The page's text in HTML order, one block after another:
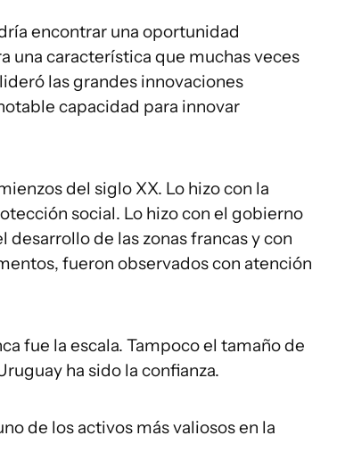
encontrar una oportunidad
una característica que muchas veces
las grandes innovaciones
capacidad para innovar
del siglo XX. Lo hizo con la
social. Lo hizo con el gobierno
de las zonas francas y con
fueron observados con atención
fue la escala. Tampoco el tamaño de
ha sido la confianza.
de los activos más valiosos en la